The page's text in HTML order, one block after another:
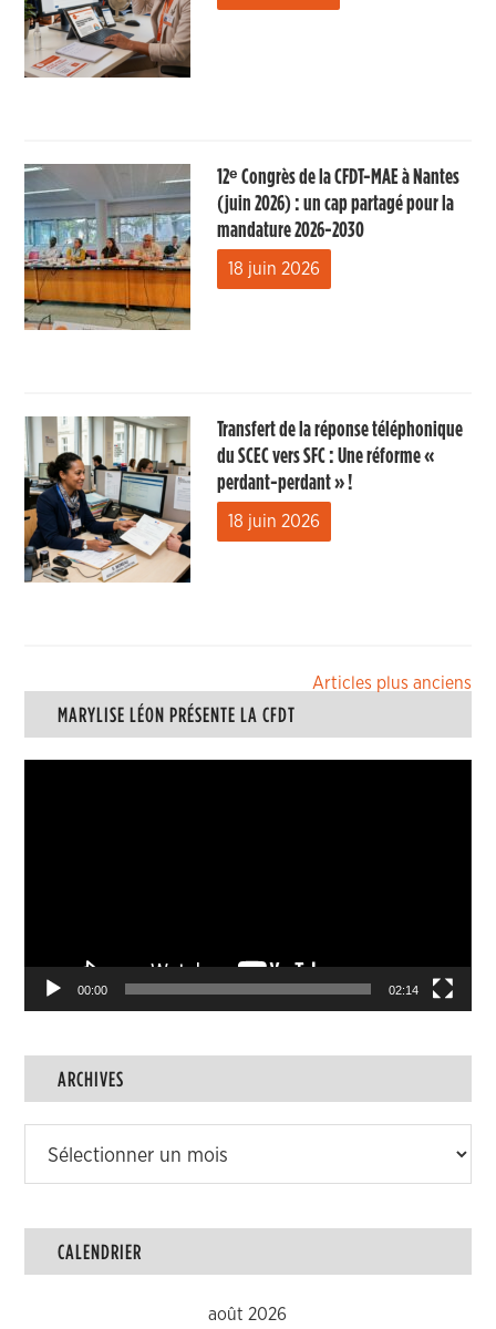
12ᵉ Congrès de la CFDT-MAE à Nantes
(juin 2026) : un cap partagé pour la
mandature 2026-2030
18 juin 2026
Transfert de la réponse téléphonique
du SCEC vers SFC : Une réforme «
perdant-perdant » !
18 juin 2026
Navigation
des
articles
Articles plus anciens
MARYLISE LÉON PRÉSENTE LA CFDT
00:00 02:14
ARCHIVES
CALENDRIER
août 2026